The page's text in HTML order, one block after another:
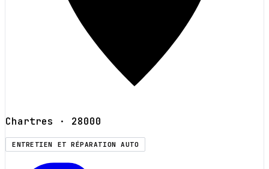
Chartres · 28000
ENTRETIEN ET RÉPARATION AUTO